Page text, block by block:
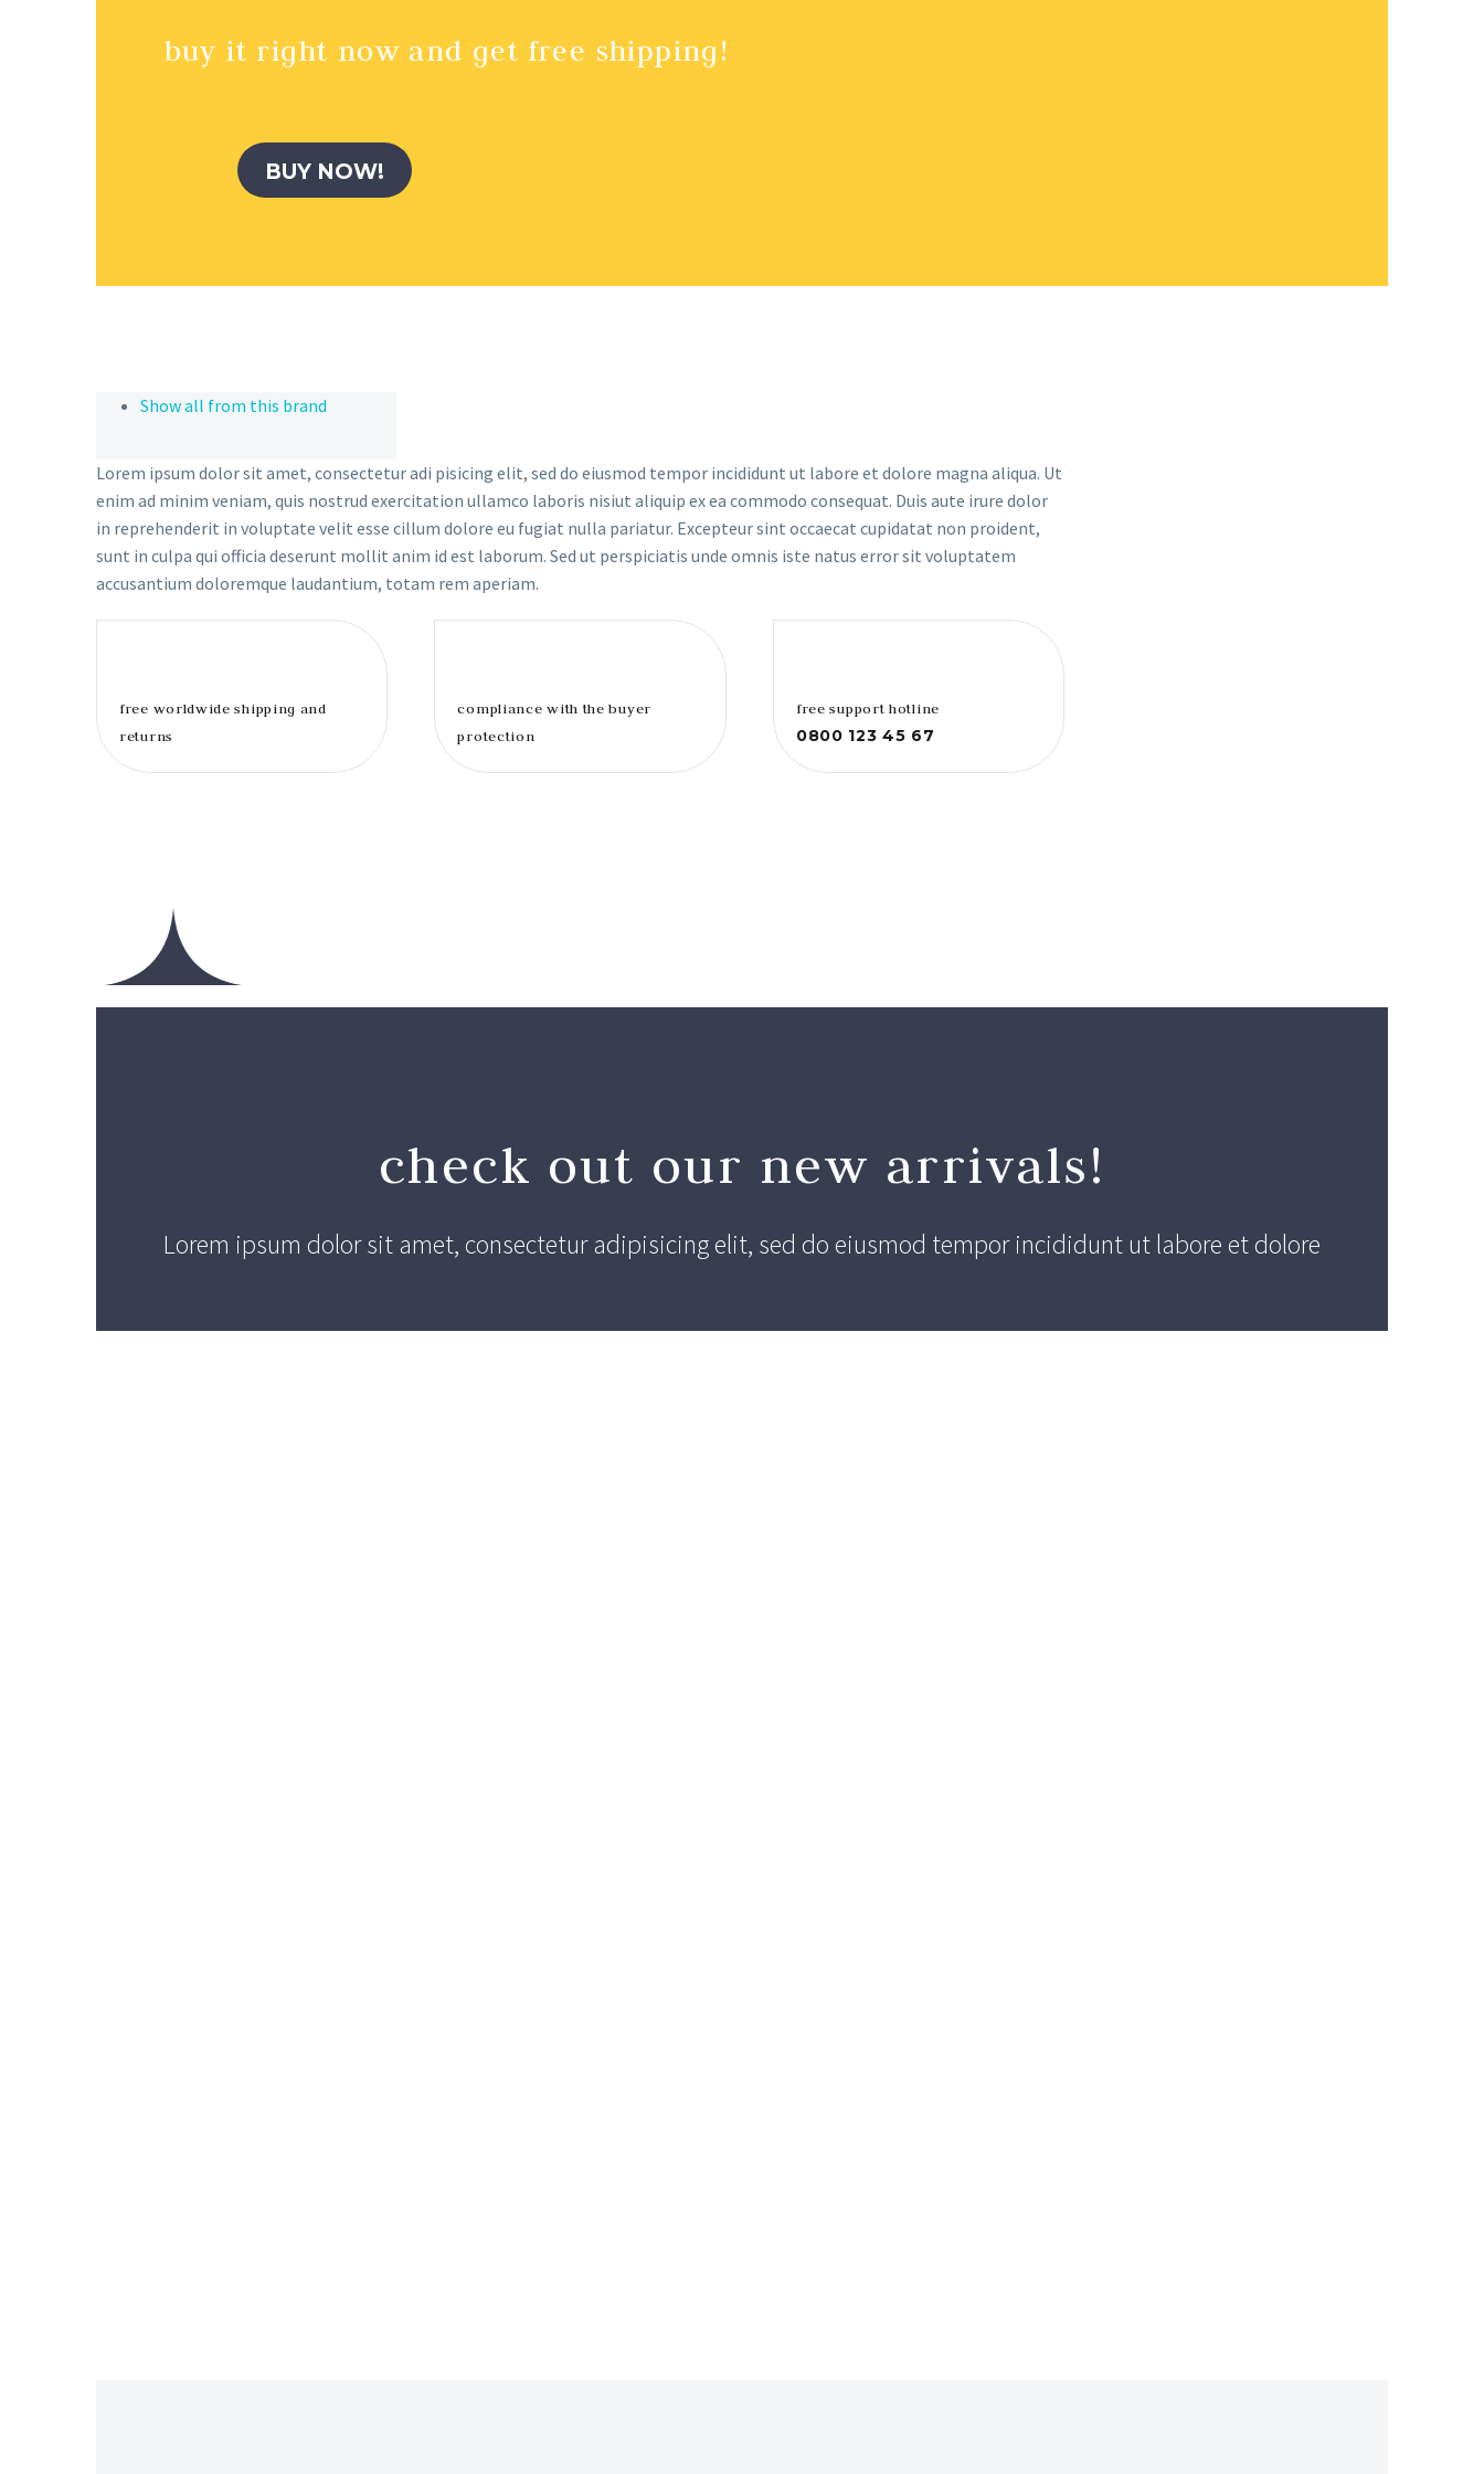
buy it right now and get free shipping!
BUY NOW!
Show all from this brand
Lorem ipsum dolor sit amet, consectetur adi pisicing elit, sed do eiusmod tempor incididunt ut labore et dolore magna aliqua. Ut
enim ad minim veniam, quis nostrud exercitation ullamco laboris nisiut aliquip ex ea commodo consequat. Duis aute irure dolor
in reprehenderit in voluptate velit esse cillum dolore eu fugiat nulla pariatur. Excepteur sint occaecat cupidatat non proident,
sunt in culpa qui officia deserunt mollit anim id est laborum. Sed ut perspiciatis unde omnis iste natus error sit voluptatem
accusantium doloremque laudantium, totam rem aperiam.
free worldwide shipping and
returns
compliance with the buyer
protection
free support hotline
0800 123 45 67
check out our new arrivals!
Lorem ipsum dolor sit amet, consectetur adipisicing elit, sed do eiusmod tempor incididunt ut labore et dolore